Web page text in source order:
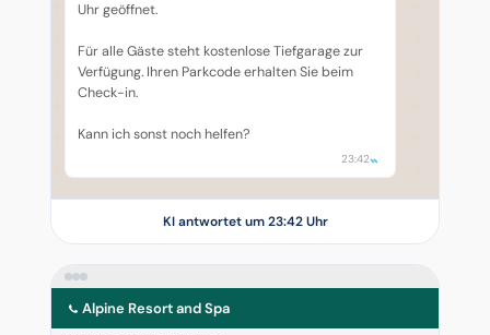
Uhr geöffnet.
Für alle Gäste steht kostenlose Tiefgarage zur
Verfügung. Ihren Parkcode erhalten Sie beim
Check-in.
Kann ich sonst noch helfen?
23:42
KI antwortet um 23:42 Uhr
Alpine Resort and Spa